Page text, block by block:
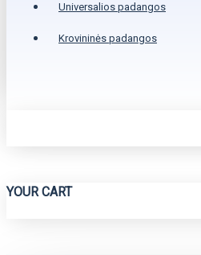
Universalios padangos
Krovininės padangos
YOUR CART